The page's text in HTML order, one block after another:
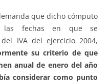
que dicho cómputo
las fechas en que se
IVA del ejercicio 2004,
su criterio de que
anual de enero del año
considerar como punto